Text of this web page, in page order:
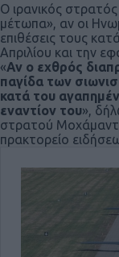
Ο ιρανικός
μέτωπα», αν οι
επιθέσεις τους
Απριλίου και την
«Αν ο εχθρός
παγίδα των
κατά του
εναντίον του»,
στρατού Μοχάμαντ
πρακτορείο